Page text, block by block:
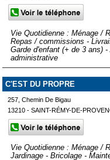
Vie Quotidienne : Ménage /
Repas / commissions -
Garde d'enfant (+ de 3 ans)
administrative
C'EST DU PROPRE
257, Chemin De Bigau
13210 - SAINT-RÉMY-DE-
Vie Quotidienne : Ménage /
Jardinage - Bricolage -